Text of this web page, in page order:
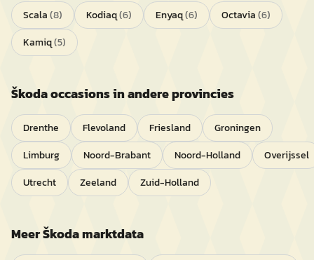
Scala(8) Kodiaq(6) Enyaq(6) Octavia(6)
Kamiq(5)
Škodaoccasions in andere provincies
Drenthe Flevoland Friesland
Groningen
Limburg
Noord-Brabant Noord-Holland
Overijssel
Utrecht
Zeeland Zuid-Holland
MeerŠkodamarktdata